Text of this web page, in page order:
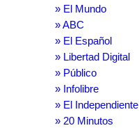
» El Mundo
» ABC
» El Español
» Libertad Digital
» Público
» Infolibre
» El Independiente
» 20 Minutos